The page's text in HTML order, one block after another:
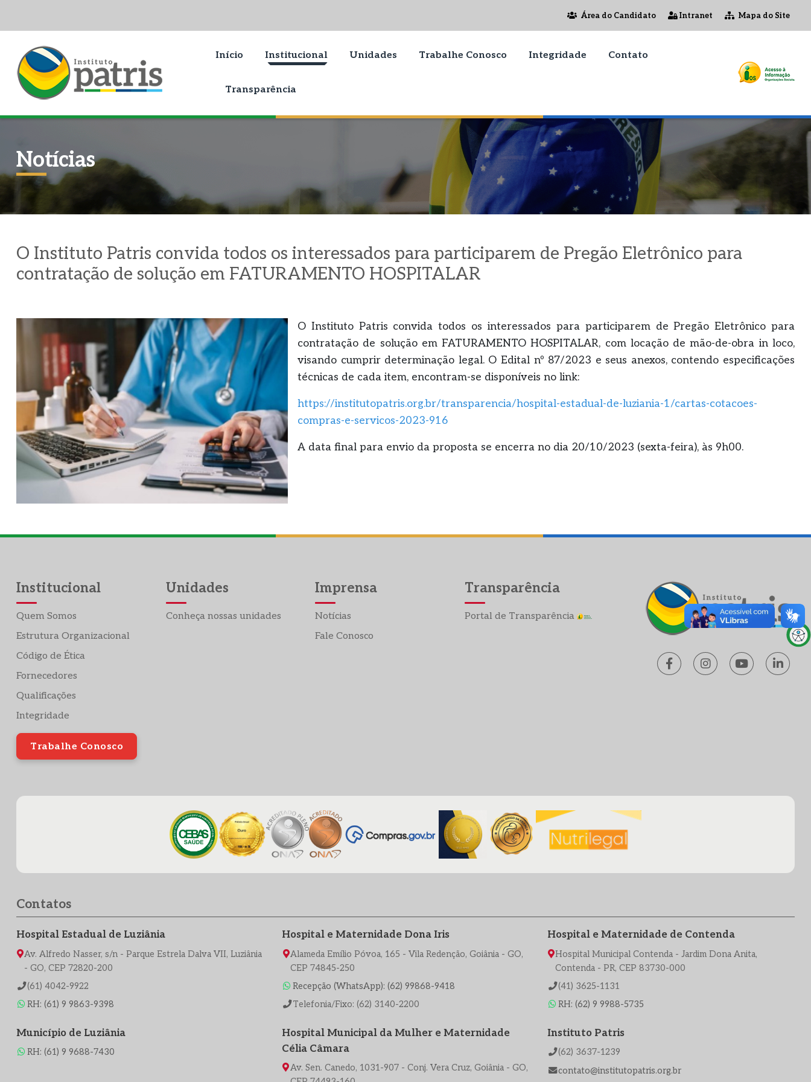
Área do Candidato Intranet Mapa do Site
Início Institucional Unidades Trabalhe Conosco Integridade Contato
Transparência
Notícias
O Instituto Patris convida todos os interessados para participarem de Pregão Eletrônico para
contratação de solução em FATURAMENTO HOSPITALAR
O Instituto Patris convida todos os interessados para participarem de Pregão Eletrônico para
contratação de solução em FATURAMENTO HOSPITALAR, com locação de mão-de-obra in loco,
visando cumprir determinação legal. O Edital nº 87/2023 e seus anexos, contendo especificações
técnicas de cada item, encontram-se disponíveis no link:
https://institutopatris.org.br/transparencia/hospital-estadual-de-luziania-1/cartas-cotacoes-
compras-e-servicos-2023-916
A data final para envio da proposta se encerra no dia 20/10/2023 (sexta-feira), às 9h00.
Institucional
Quem Somos
Estrutura Organizacional
Código de Ética
Fornecedores
Qualificações
Integridade
Trabalhe Conosco
Unidades
Conheça nossas unidades
Imprensa
Notícias
Fale Conosco
Transparência
Portal de Transparência
Contatos
Hospital Estadual de Luziânia
Av. Alfredo Nasser, s/n - Parque Estrela Dalva VII, Luziânia
- GO, CEP 72820-200
(61) 4042-9922
RH: (61) 9 9863-9398
Hospital e Maternidade Dona Iris
Alameda Emílio Póvoa, 165 - Vila Redenção, Goiânia - GO,
CEP 74845-250
Recepção (WhatsApp): (62) 99868-9418
Telefonia/Fixo: (62) 3140-2200
Hospital e Maternidade de Contenda
Hospital Municipal Contenda - Jardim Dona Anita,
Contenda - PR, CEP 83730-000
(41) 3625-1131
RH: (62) 9 9988-5735
Município de Luziânia
RH: (61) 9 9688-7430
Hospital Municipal da Mulher e Maternidade
Célia Câmara
Av. Sen. Canedo, 1031-907 - Conj. Vera Cruz, Goiânia - GO,
Instituto Patris
(62) 3637-1239
contato@institutopatris.org.br